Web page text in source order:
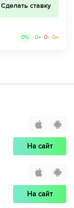
Сделать ставку
0% 0+ 0- 0=
На сайт
На сайт